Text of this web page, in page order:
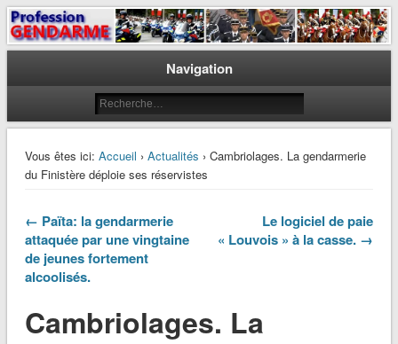
Profession Gendarme
Le journal des gendarmes
Navigation
Vous êtes ici: Accueil › Actualités › Cambriolages. La gendarmerie
du Finistère déploie ses réservistes
← Païta: la gendarmerie
attaquée par une vingtaine
de jeunes fortement
alcoolisés.
Le logiciel de paie
« Louvois » à la casse. →
Cambriolages. La